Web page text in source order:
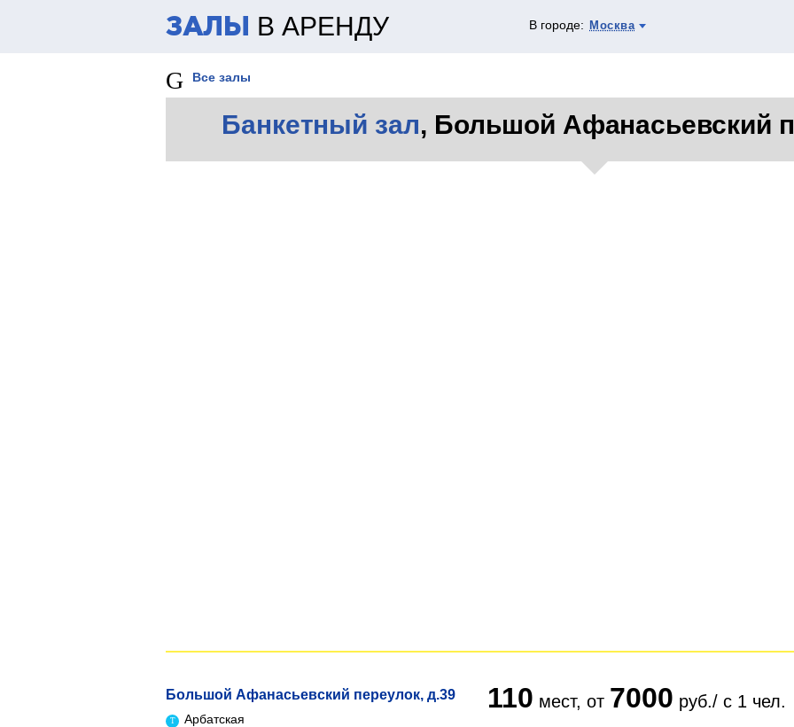
ЗАЛЫ В АРЕНДУ В городе: Москва
Все залы
Банкетный зал, Большой Афанасьевский
Большой Афанасьевский переулок, д.39
Арбатская
110 мест, от 7000 руб./ с 1 чел.